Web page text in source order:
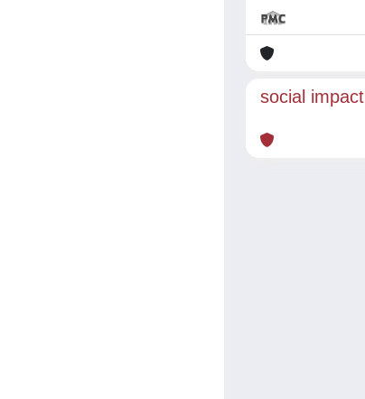
social impact